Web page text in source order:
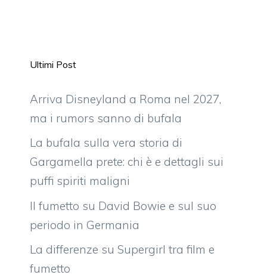
Ultimi Post
Arriva Disneyland a Roma nel 2027,
ma i rumors sanno di bufala
La bufala sulla vera storia di
Gargamella prete: chi è e dettagli sui
puffi spiriti maligni
Il fumetto su David Bowie e sul suo
periodo in Germania
La differenze su Supergirl tra film e
fumetto